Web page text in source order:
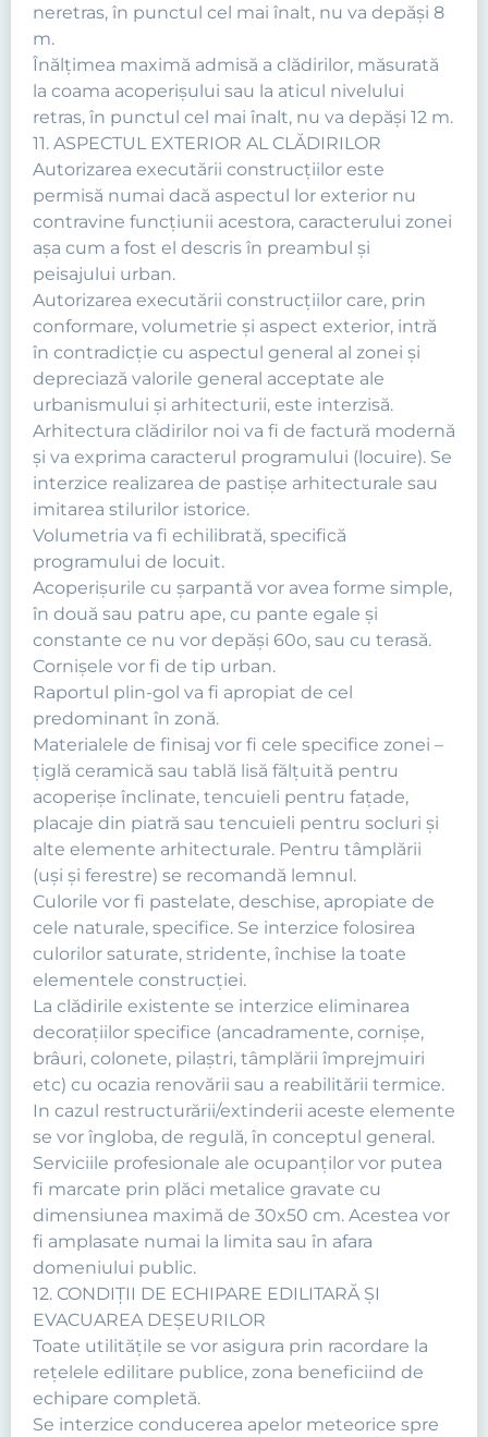
neretras, în punctul cel mai înalt, nu va depăşi 8
m.
Înălţimea maximă admisă a clădirilor, măsurată
la coama acoperişului sau la aticul nivelului
retras, în punctul cel mai înalt, nu va depăşi 12 m.
11. ASPECTUL EXTERIOR AL CLĂDIRILOR
Autorizarea executării construcţiilor este
permisă numai dacă aspectul lor exterior nu
contravine funcţiunii acestora, caracterului zonei
aşa cum a fost el descris în preambul şi
peisajului urban.
Autorizarea executării construcţiilor care, prin
conformare, volumetrie şi aspect exterior, intră
în contradicţie cu aspectul general al zonei şi
depreciază valorile general acceptate ale
urbanismului şi arhitecturii, este interzisă.
Arhitectura clădirilor noi va fi de factură modernă
şi va exprima caracterul programului (locuire). Se
interzice realizarea de pastişe arhitecturale sau
imitarea stilurilor istorice.
Volumetria va fi echilibrată, specifică
programului de locuit.
Acoperişurile cu şarpantă vor avea forme simple,
în două sau patru ape, cu pante egale şi
constante ce nu vor depăşi 60o, sau cu terasă.
Cornişele vor fi de tip urban.
Raportul plin-gol va fi apropiat de cel
predominant în zonă.
Materialele de finisaj vor fi cele specifice zonei –
ţiglă ceramică sau tablă lisă fălţuită pentru
acoperişe înclinate, tencuieli pentru faţade,
placaje din piatră sau tencuieli pentru socluri şi
alte elemente arhitecturale. Pentru tâmplării
(uşi şi ferestre) se recomandă lemnul.
Culorile vor fi pastelate, deschise, apropiate de
cele naturale, specifice. Se interzice folosirea
culorilor saturate, stridente, închise la toate
elementele construcţiei.
La clădirile existente se interzice eliminarea
decoraţiilor specifice (ancadramente, cornişe,
brâuri, colonete, pilaştri, tâmplării împrejmuiri
etc) cu ocazia renovării sau a reabilitării termice.
In cazul restructurării/extinderii aceste elemente
se vor îngloba, de regulă, în conceptul general.
Serviciile profesionale ale ocupanţilor vor putea
fi marcate prin plăci metalice gravate cu
dimensiunea maximă de 30x50 cm. Acestea vor
fi amplasate numai la limita sau în afara
domeniului public.
12. CONDIŢII DE ECHIPARE EDILITARĂ ŞI
EVACUAREA DEŞEURILOR
Toate utilităţile se vor asigura prin racordare la
reţelele edilitare publice, zona beneficiind de
echipare completă.
Se interzice conducerea apelor meteorice spre